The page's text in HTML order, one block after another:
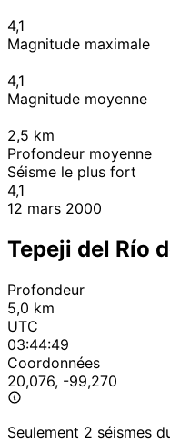
4,1
Magnitude maximale
4,1
Magnitude moyenne
2,5 km
Profondeur moyenne
Séisme le plus fort
4,1
12 mars 2000
Tepeji del Río
Profondeur
5,0 km
UTC
03:44:49
Coordonnées
20,076, -99,270
Seulement 2 séismes